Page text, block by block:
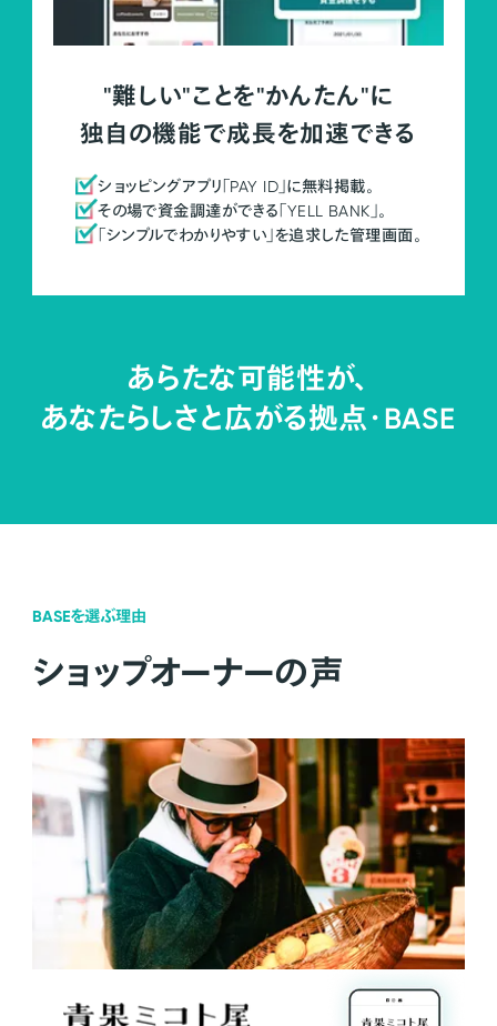
"難しい"ことを"かんたん"に
独自の機能で成長を加速できる
ショッピングアプリ「PAY ID」に無料掲載。
その場で資金調達ができる「YELL BANK」。
「シンプルでわかりやすい」を追求した管理画面。
あらたな可能性が、
あなたらしさと広がる拠点・BASE
BASEを選ぶ理由
ショップオーナーの声